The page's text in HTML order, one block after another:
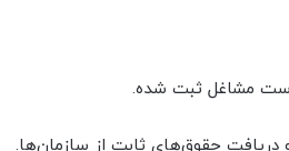
مشاغل ثبت شده.
دریافت حقوق‌های ثابت از سازمان‌ها.